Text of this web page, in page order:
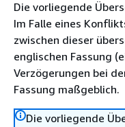
Die vorliegende
Im Falle eines
zwischen dieser
englischen Fassung
Verzögerungen bei
Fassung maßgeblich.
Die vorliegende